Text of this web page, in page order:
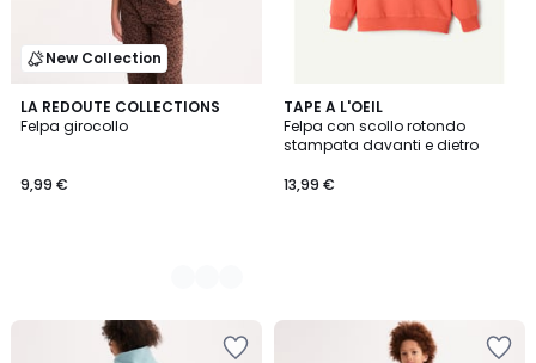
New Collection
LA REDOUTE COLLECTIONS
Felpa girocollo
9,99 €
5
Colori
TAPE A L'OEIL
Felpa con scollo rotondo
stampata davanti e dietro
13,99 €